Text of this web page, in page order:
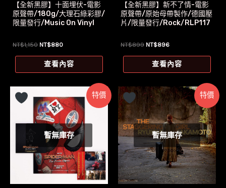
【全新黑膠】十面埋伏-電影
原聲帶/180g/大理石綠彩膠/
限量發行/Music On Vinyl
NT$1,150 原
價
格：
NT$880目
價
格：
查看內容
【全新黑膠】新不了情-電影
原聲帶/原始母帶製作/德國壓
片/限量發行/Rock/RLP117
NT$899 原
格：
NT$896目
價
格：
查看內容
特價
暫無庫存
特價
暫無庫存